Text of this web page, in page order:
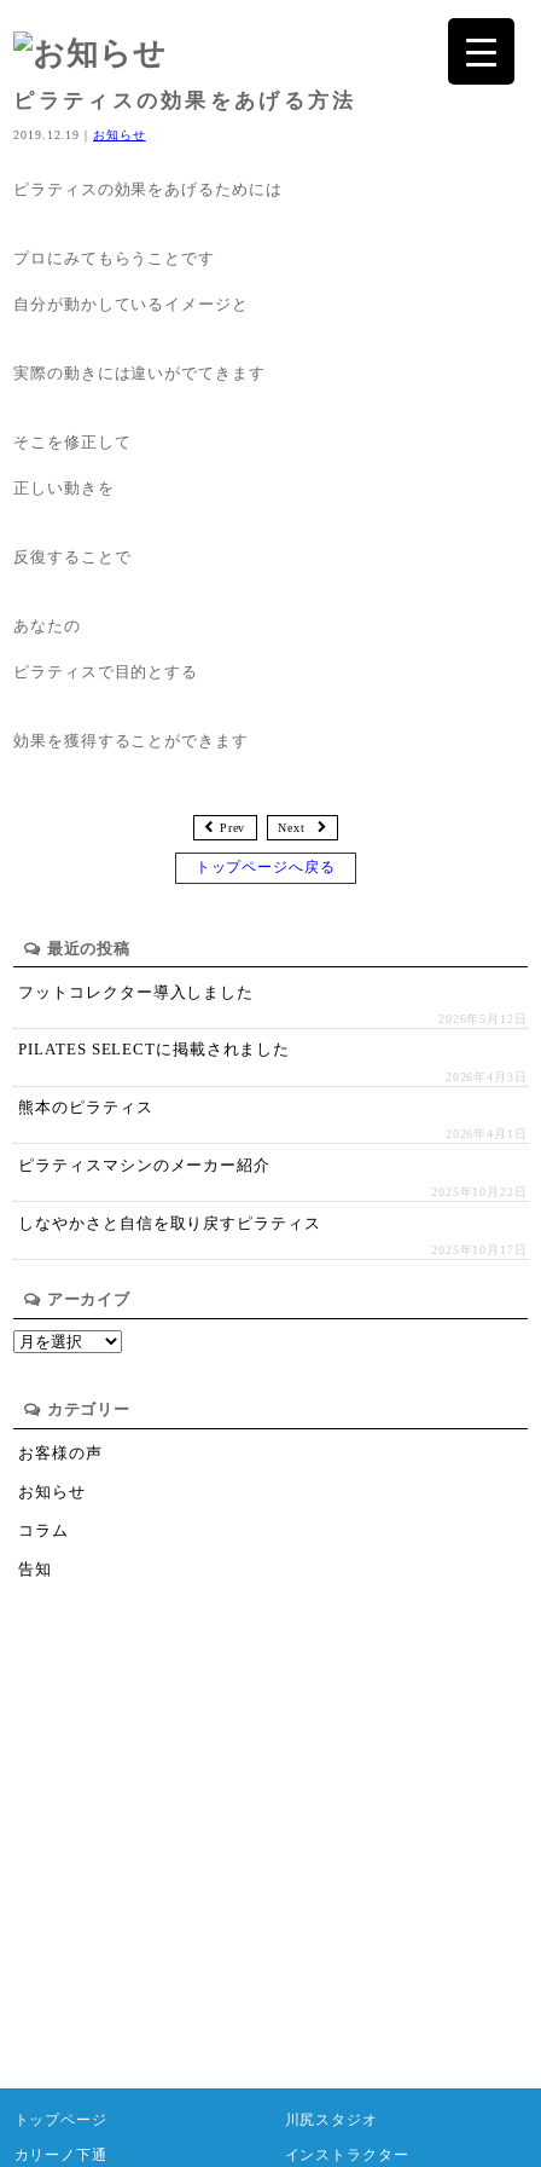
ピラティスの効果をあげる方法
2019.12.19｜お知らせ
ピラティスの効果をあげるためには
プロにみてもらうことです
自分が動かしているイメージと
実際の動きには違いがでてきます
そこを修正して
正しい動きを
反復することで
あなたの
ピラティスで目的とする
効果を獲得することができます
Prev Next
トップページへ戻る
最近の投稿
フットコレクター導入しました
2026年5月12日
PILATES SELECTに掲載されました
2026年4月3日
熊本のピラティス
2026年4月1日
ピラティスマシンのメーカー紹介
2025年10月22日
しなやかさと自信を取り戻すピラティス
2025年10月17日
アーカイブ
ア
イ
ブ
カテゴリー
お客様の声
お知らせ
コラム
告知
トップページ 川尻スタジオ
カリーノ下通 インストラクター